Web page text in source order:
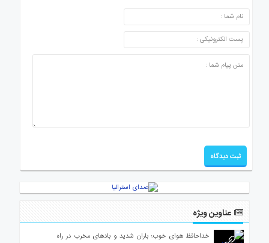
عناوین ویژه
خداحافظ هوای خوب؛ باران شدید و بادهای مخرب در راه